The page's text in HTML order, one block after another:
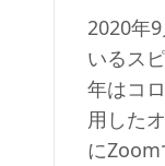
2020年
いるス
年はコ
用した
にZoom